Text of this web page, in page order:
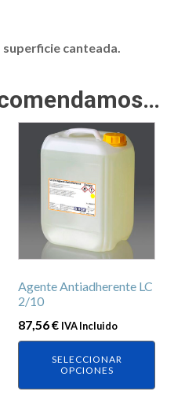
canteada.
Agente Antiadherente LC
2/10
87,56€ IVA Incluido
SELECCIONAR
OPCIONES
producto
múltiples
variantes.
opciones
pueden
elegir
en
la
página
de